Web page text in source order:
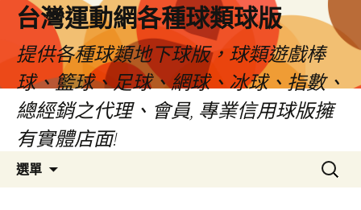
台灣運動網各種球類球版
提供各種球類地下球版，球類遊戲棒
球、籃球、足球、網球、冰球、指數、
總經銷之代理、會員, 專業信用球版擁
有實體店面!
選單
搜
尋